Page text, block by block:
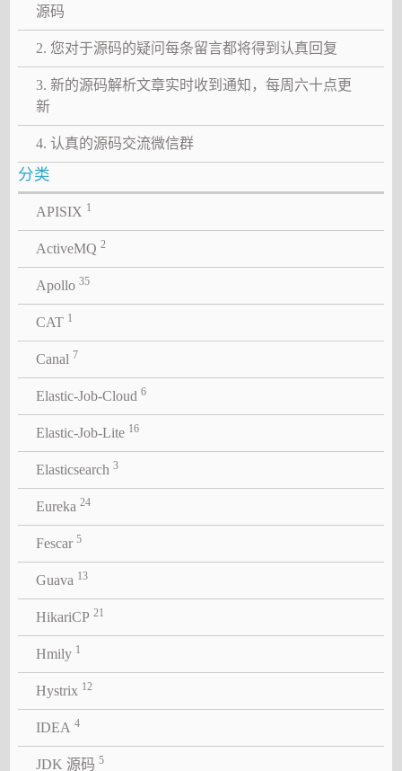
源码
2. 您对于源码的疑问每条留言都将得到认真回复
3. 新的源码解析文章实时收到通知，每周六十点更
新
4. 认真的源码交流微信群
分类
APISIX 1
ActiveMQ 2
Apollo 35
CAT 1
Canal 7
Elastic-Job-Cloud 6
Elastic-Job-Lite 16
Elasticsearch 3
Eureka 24
Fescar 5
Guava 13
HikariCP 21
Hmily 1
Hystrix 12
IDEA 4
JDK 源码 5